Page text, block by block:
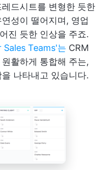
드시트를 변형한 듯한
성이 떨어지며, 영업
진 듯한 인상을 주죠.
Teams'는 CRM
활하게 통합해 주는,
나타내고 있습니다.